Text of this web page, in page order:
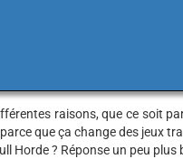
raisons, que ce soit
que ça change des jeux
Horde ? Réponse un peu plus